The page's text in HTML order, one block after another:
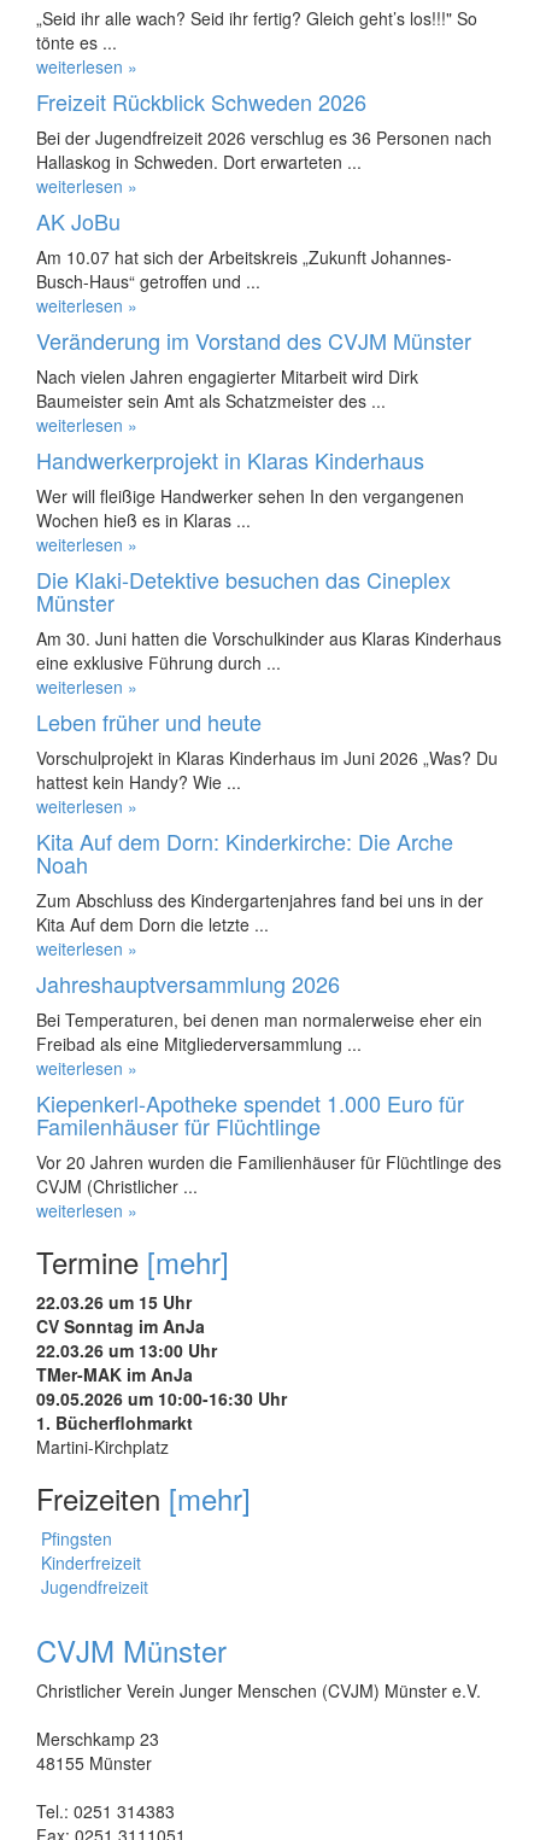
„Seid ihr alle wach? Seid ihr fertig? Gleich geht’s los!!!" So
tönte es ...
weiterlesen »
Freizeit Rückblick Schweden 2026
Bei der Jugendfreizeit 2026 verschlug es 36 Personen nach
Hallaskog in Schweden. Dort erwarteten ...
weiterlesen »
AK JoBu
Am 10.07 hat sich der Arbeitskreis „Zukunft Johannes-
Busch-Haus“ getroffen und ...
weiterlesen »
Veränderung im Vorstand des CVJM Münster
Nach vielen Jahren engagierter Mitarbeit wird Dirk
Baumeister sein Amt als Schatzmeister des ...
weiterlesen »
Handwerkerprojekt in Klaras Kinderhaus
Wer will fleißige Handwerker sehen In den vergangenen
Wochen hieß es in Klaras ...
weiterlesen »
Die Klaki-Detektive besuchen das Cineplex
Münster
Am 30. Juni hatten die Vorschulkinder aus Klaras Kinderhaus
eine exklusive Führung durch ...
weiterlesen »
Leben früher und heute
Vorschulprojekt in Klaras Kinderhaus im Juni 2026 „Was? Du
hattest kein Handy? Wie ...
weiterlesen »
Kita Auf dem Dorn: Kinderkirche: Die Arche
Noah
Zum Abschluss des Kindergartenjahres fand bei uns in der
Kita Auf dem Dorn die letzte ...
weiterlesen »
Jahreshauptversammlung 2026
Bei Temperaturen, bei denen man normalerweise eher ein
Freibad als eine Mitgliederversammlung ...
weiterlesen »
Kiepenkerl-Apotheke spendet 1.000 Euro für
Familenhäuser für Flüchtlinge
Vor 20 Jahren wurden die Familienhäuser für Flüchtlinge des
CVJM (Christlicher ...
weiterlesen »
Termine [mehr]
22.03.26 um 15 Uhr
CV Sonntag im AnJa
22.03.26 um 13:00 Uhr
TMer-MAK im AnJa
09.05.2026 um 10:00-16:30 Uhr
1. Bücherflohmarkt
Martini-Kirchplatz
Freizeiten [mehr]
Pfingsten
Kinderfreizeit
Jugendfreizeit
CVJM Münster
Christlicher Verein Junger Menschen (CVJM) Münster e.V.
Merschkamp 23
48155 Münster
Tel.: 0251 314383